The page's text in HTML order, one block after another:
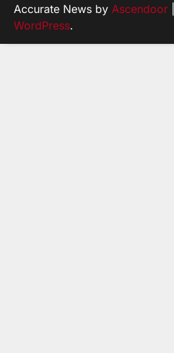
Accurate News by Ascendoor
WordPress.